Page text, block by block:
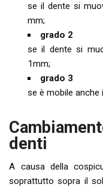
se il dente si
mm;
grado 2
se il dente si
1mm;
grado 3
se è mobile anche
denti
A causa della
soprattutto sopra il